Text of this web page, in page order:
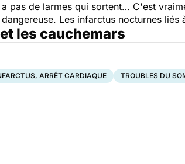
pas de larmes qui sortent… C'est
Les infarctus nocturnes liés
les cauchemars
ARRÊT CARDIAQUE TROUBLES DU